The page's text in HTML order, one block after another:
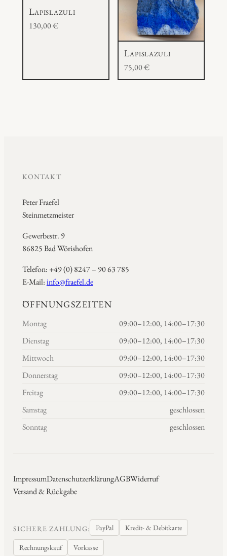
Lapislazuli
130,00€
Lapislazuli
75,00€
KONTAKT
Peter Fraefel
Steinmetzmeister
Gewerbestr. 9
86825 Bad Wörishofen
Telefon: +49 (0) 8247 – 90 63 785
E-Mail:info@fraefel.de
ÖFFNUNGSZEITEN
Montag
09:00–12:00, 14:00–17:30
Dienstag
09:00–12:00, 14:00–17:30
Mittwoch
09:00–12:00, 14:00–17:30
Donnerstag
09:00–12:00, 14:00–17:30
Freitag
09:00–12:00, 14:00–17:30
Samstag
geschlossen
Sonntag
geschlossen
ImpressumDatenschutzerklärungAGBWiderruf
Versand & Rückgabe
SICHERE ZAHLUNG: PayPal Kredit- & Debitkarte
Rechnungskauf Vorkasse